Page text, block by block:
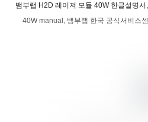
뱀부랩 H2D 레이져 모듈 40W 한글설명
40W manual, 뱀부랩 한국 공식서비스